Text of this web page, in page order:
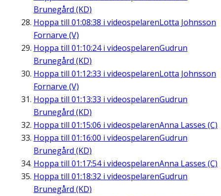
Brunegård (KD)
Hoppa till 01:08:38 i videospelarenLotta Johnsson
Fornarve (V)
Hoppa till 01:10:24i videospelarenGudrun
Brunegård (KD)
Hoppa till 01:12:33 i videospelarenLotta Johnsson
Fornarve (V)
Hoppa till 01:13:33 i videospelarenGudrun
Brunegård (KD)
Hoppa till 01:15:06 i videospelarenAnna Lasses (C)
Hoppa till 01:16:00 i videospelarenGudrun
Brunegård (KD)
Hoppa till 01:17:54i videospelarenAnna Lasses (C)
Hoppa till 01:18:32 i videospelarenGudrun
Brunegård (KD)